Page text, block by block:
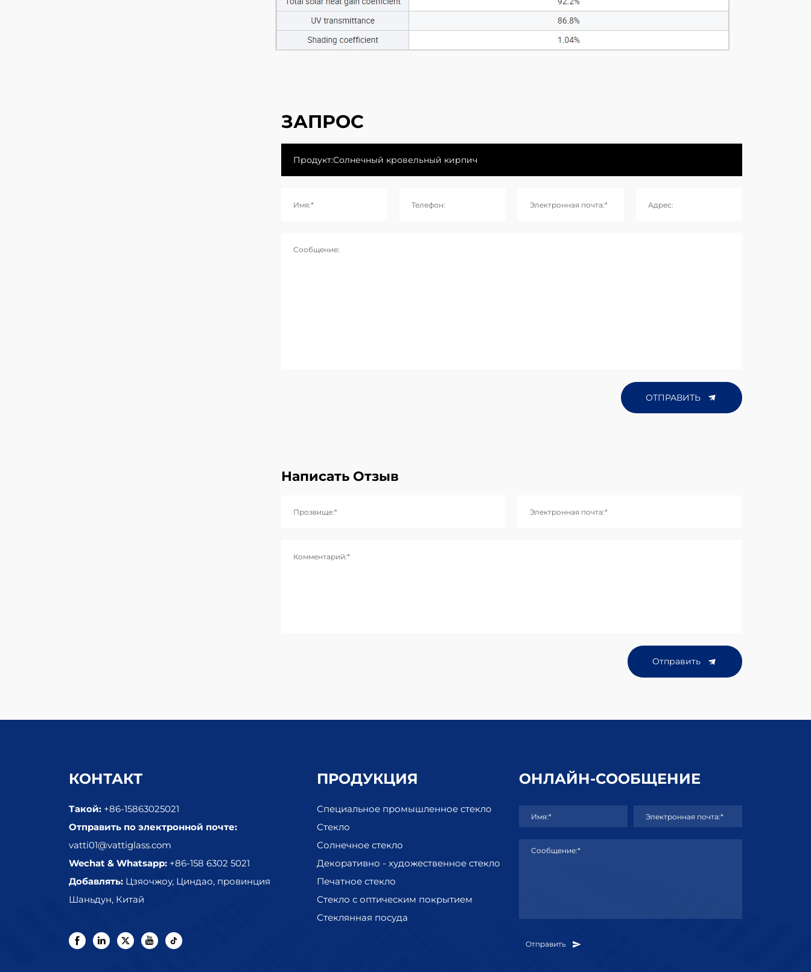
ЗАПРОС
Имя:* Телефон: Электронная почта:* Адрес:
Сообщение:
ОТПРАВИТЬ
Написать Отзыв
Прозвище:* Электронная почта:*
Комментарий:*
Отправить
КОНТАКТ
Такой: +86-15863025021
Отправить по электронной почте:
vatti01@vattiglass.com
Wechat & Whatsapp: +86-158 6302 5021
Добавлять: Цзяочжоу, Циндао, провинция
Шаньдун, Китай
ПРОДУКЦИЯ
Специальное промышленное стекло
Стекло
Солнечное стекло
Декоративно - художественное стекло
Печатное стекло
Стекло с оптическим покрытием
Стеклянная посуда
ОНЛАЙН-СООБЩЕНИЕ
Имя:* Электронная почта:*
Сообщение:*
Отправить